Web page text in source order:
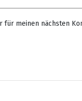
für meinen nächsten